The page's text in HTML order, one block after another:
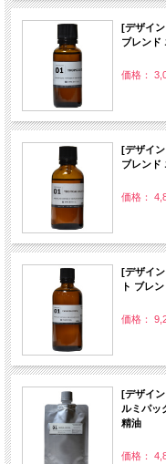
[デザイ
ブレンド
価格：
[デザイ
ブレンド
価格：
[デザイ
ト ブレ
価格：
[デザイ
ルミパッ
精油
価格：